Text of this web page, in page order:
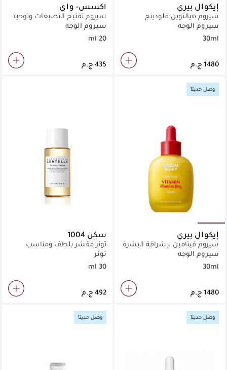
إيكوال بيري
سيروم هيالتوين فلودينج
سموثي 30 مل
سيروم الوجه
30ml
اكسس- واي
سيروم تفتيح التصبغات وتوحيد
لون البشرة بتركيبة خفيفة.
سيروم الوجه
20 ml
وصل حديثاً
إيكوال بيري
سيروم فيتامين لإشراقة البشرة
سيروم الوجه
30ml
سكِن 1004
تونر مقشر بلطف ومناسب
للبشرة الحساسة لتوحيد
ملمس الوجه.
تونر
30 ml
وصل حديثاً وصل حديثاً